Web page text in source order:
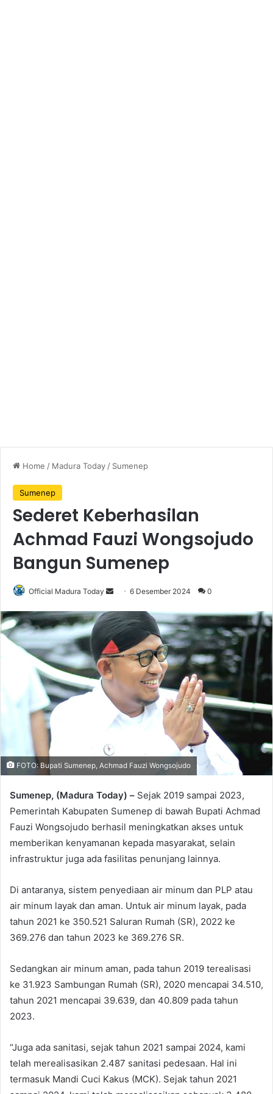
Home / Madura Today / Sumenep
Sumenep
Sederet Keberhasilan
Achmad Fauzi Wongsojudo
Bangun Sumenep
Official Madura Today
n
d
a
n
e
a
i
6 Desember 2024 0
FOTO: Bupati Sumenep, Achmad Fauzi Wongsojudo
Sumenep, (Madura Today) – Sejak 2019 sampai 2023,
Pemerintah Kabupaten Sumenep di bawah Bupati Achmad
Fauzi Wongsojudo berhasil meningkatkan akses untuk
memberikan kenyamanan kepada masyarakat, selain
infrastruktur juga ada fasilitas penunjang lainnya.
Di antaranya, sistem penyediaan air minum dan PLP atau
air minum layak dan aman. Untuk air minum layak, pada
tahun 2021 ke 350.521 Saluran Rumah (SR), 2022 ke
369.276 dan tahun 2023 ke 369.276 SR.
Sedangkan air minum aman, pada tahun 2019 terealisasi
ke 31.923 Sambungan Rumah (SR), 2020 mencapai 34.510,
tahun 2021 mencapai 39.639, dan 40.809 pada tahun
2023.
“Juga ada sanitasi, sejak tahun 2021 sampai 2024, kami
telah merealisasikan 2.487 sanitasi pedesaan. Hal ini
termasuk Mandi Cuci Kakus (MCK). Sejak tahun 2021